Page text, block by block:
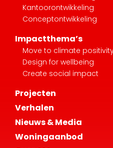
Impactthema’s
Move to climate positivity
Create social impact
Projecten
Verhalen
Nieuws & Media
Woningaanbod
Over AM
Onze mensen
AM is B corp gecertificeerd